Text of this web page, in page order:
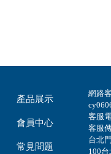
產品展示
會員中心
常見問題
網路
客服
客服
台北
100